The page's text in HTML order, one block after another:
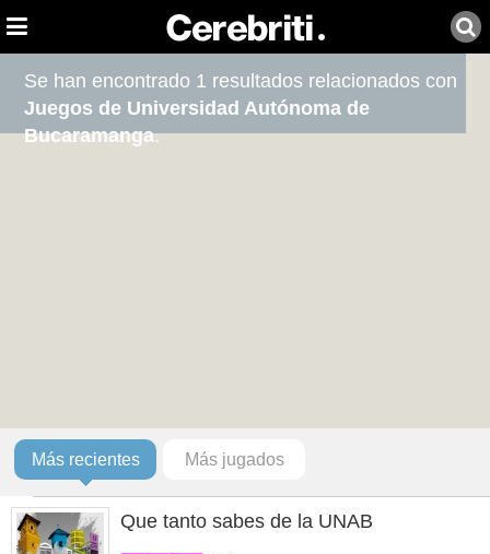
Se han encontrado 1 resultados relacionados con
Juegos de Universidad Autónoma de
Bucaramanga.
Más recientes Más jugados
Que tanto sabes de la UNAB